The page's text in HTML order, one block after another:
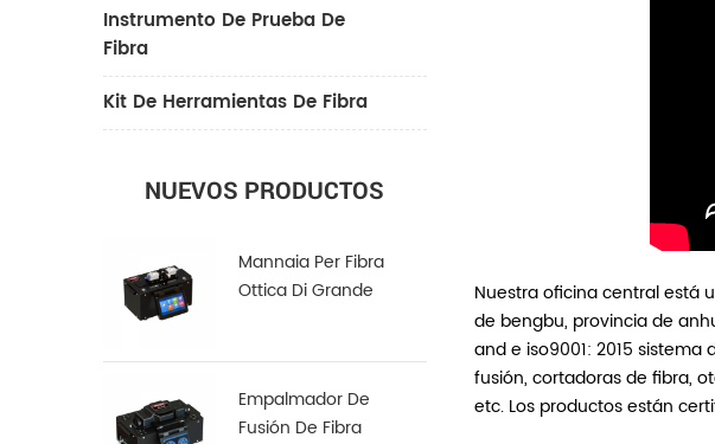
Instrumento De Prueba De
Fibra
Kit De Herramientas De Fibra
NUEVOS PRODUCTOS
Mannaia Per Fibra
Ottica Di Grande
Empalmador De
Fusión De Fibra
Nuestra oficina central está
de bengbu, provincia de
and e iso9001: 2015
fusión, cortadoras de fibra,
etc. Los productos están